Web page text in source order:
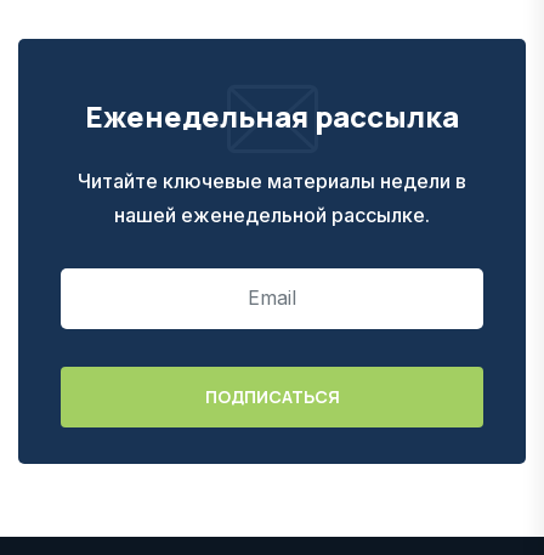
Еженедельная рассылка
Читайте ключевые материалы недели в
нашей еженедельной рассылке.